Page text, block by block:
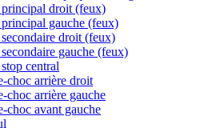
principal droit (feux)
gauche (feux)
droit (feux)
gauche (feux)
central
choc arrière droit
choc arrière gauche
choc avant gauche